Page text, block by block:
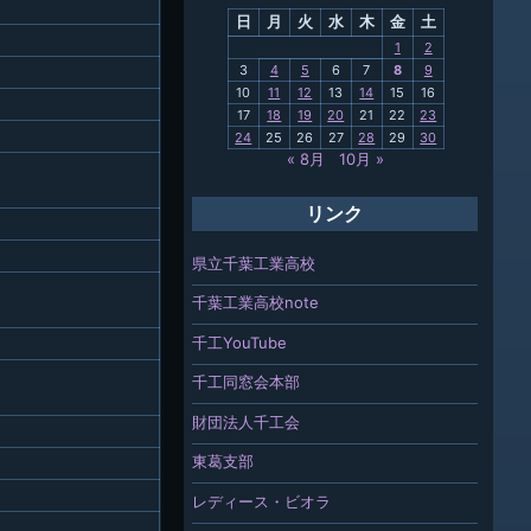
ちば
日 月 火 水 木 金 土
1
2
3
4 5 6 7 8
9
10
11 12 13 14 15
16
17
18 19 20 21 22
23
24
25 26 27 28 29 30
« 8月 10月 »
リンク
県立千葉工業高校
千葉工業高校note
千工YouTube
千工同窓会本部
財団法人千工会
東葛支部
レディース・ビオラ